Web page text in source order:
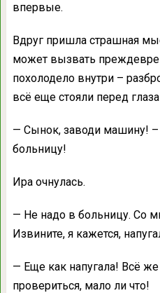
впервые.
Вдруг пришла страшная
может вызвать
похолодело внутри –
всё еще стояли перед
— Сынок, заводи машину! –
больницу!
Ира очнулась.
— Не надо в больницу. Со
Извините, я кажется,
— Еще как напугала! Всё
провериться, мало ли что!